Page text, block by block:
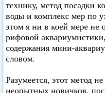
технику, метод посадки
воды и комплекс мер по
этом я ни в коей мере не
рифовой
содержания мини-
словом.
Разумеется, этот метод
неопытных новичков,